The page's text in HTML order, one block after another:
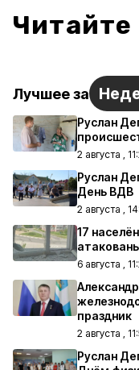
Лучшее за
Руслан
2 августа ,
Руслан
День ВДВ
2 августа ,
17
6 августа ,
праздник
2 августа ,
Руслан